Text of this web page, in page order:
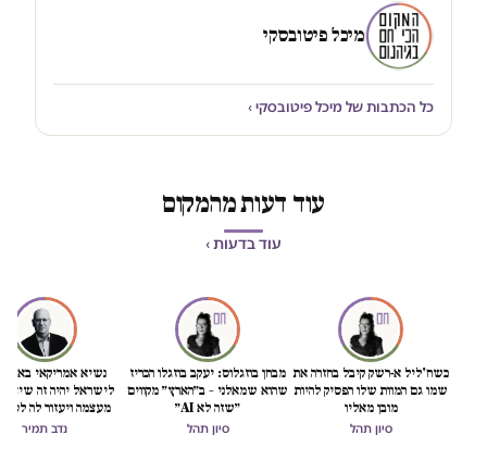
מיכל פיטובסקי
כל הכתבות של מיכל פיטובסקי ›
עוד דעות מהמקום
עוד בדעות ›
כשח'ליל א-רשק קיבל בחזרה את
שמו גם המוות שלו הפסיק להיות
מובן מאליו
סיון תהל
מבחן בוזגלוס: יעקב בוזגלו הכריז
שהוא שמאלני – ב״הארץ״ מקווים
״שזה לא AI״
סיון תהל
נשיא אמריקאי באמת
לישראל יהיה זה
מעצמה ויעזור לה
הכיבוש
נדב תמיר